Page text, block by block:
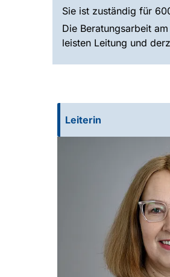
Sie ist zuständig für
Die Beratungsarbeit
leisten Leitung und
Leiterin